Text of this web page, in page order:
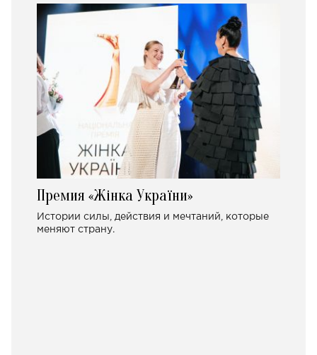
Премия «Жінка України»
Истории силы, действия и мечтаний, которые
меняют страну.